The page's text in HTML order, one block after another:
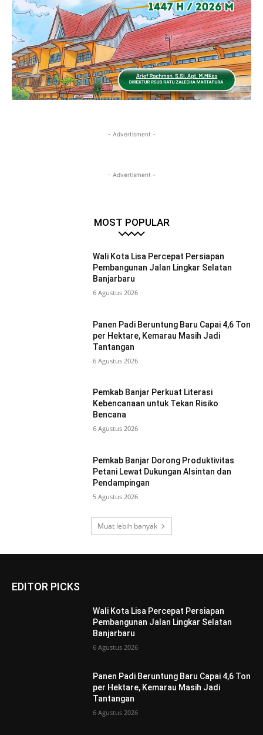
- Advertisment -
- Advertisment -
MOST POPULAR
Wali Kota Lisa Percepat Persiapan
Pembangunan Jalan Lingkar Selatan
Banjarbaru
6 Agustus 2026
Panen Padi Beruntung Baru Capai 4,6 Ton
per Hektare, Kemarau Masih Jadi
Tantangan
6 Agustus 2026
Pemkab Banjar Perkuat Literasi
Kebencanaan untuk Tekan Risiko
Bencana
6 Agustus 2026
Pemkab Banjar Dorong Produktivitas
Petani Lewat Dukungan Alsintan dan
Pendampingan
5 Agustus 2026
Muat lebih banyak
EDITOR PICKS
Wali Kota Lisa Percepat Persiapan
Pembangunan Jalan Lingkar Selatan
Banjarbaru
6 Agustus 2026
Panen Padi Beruntung Baru Capai 4,6 Ton
per Hektare, Kemarau Masih Jadi
Tantangan
6 Agustus 2026